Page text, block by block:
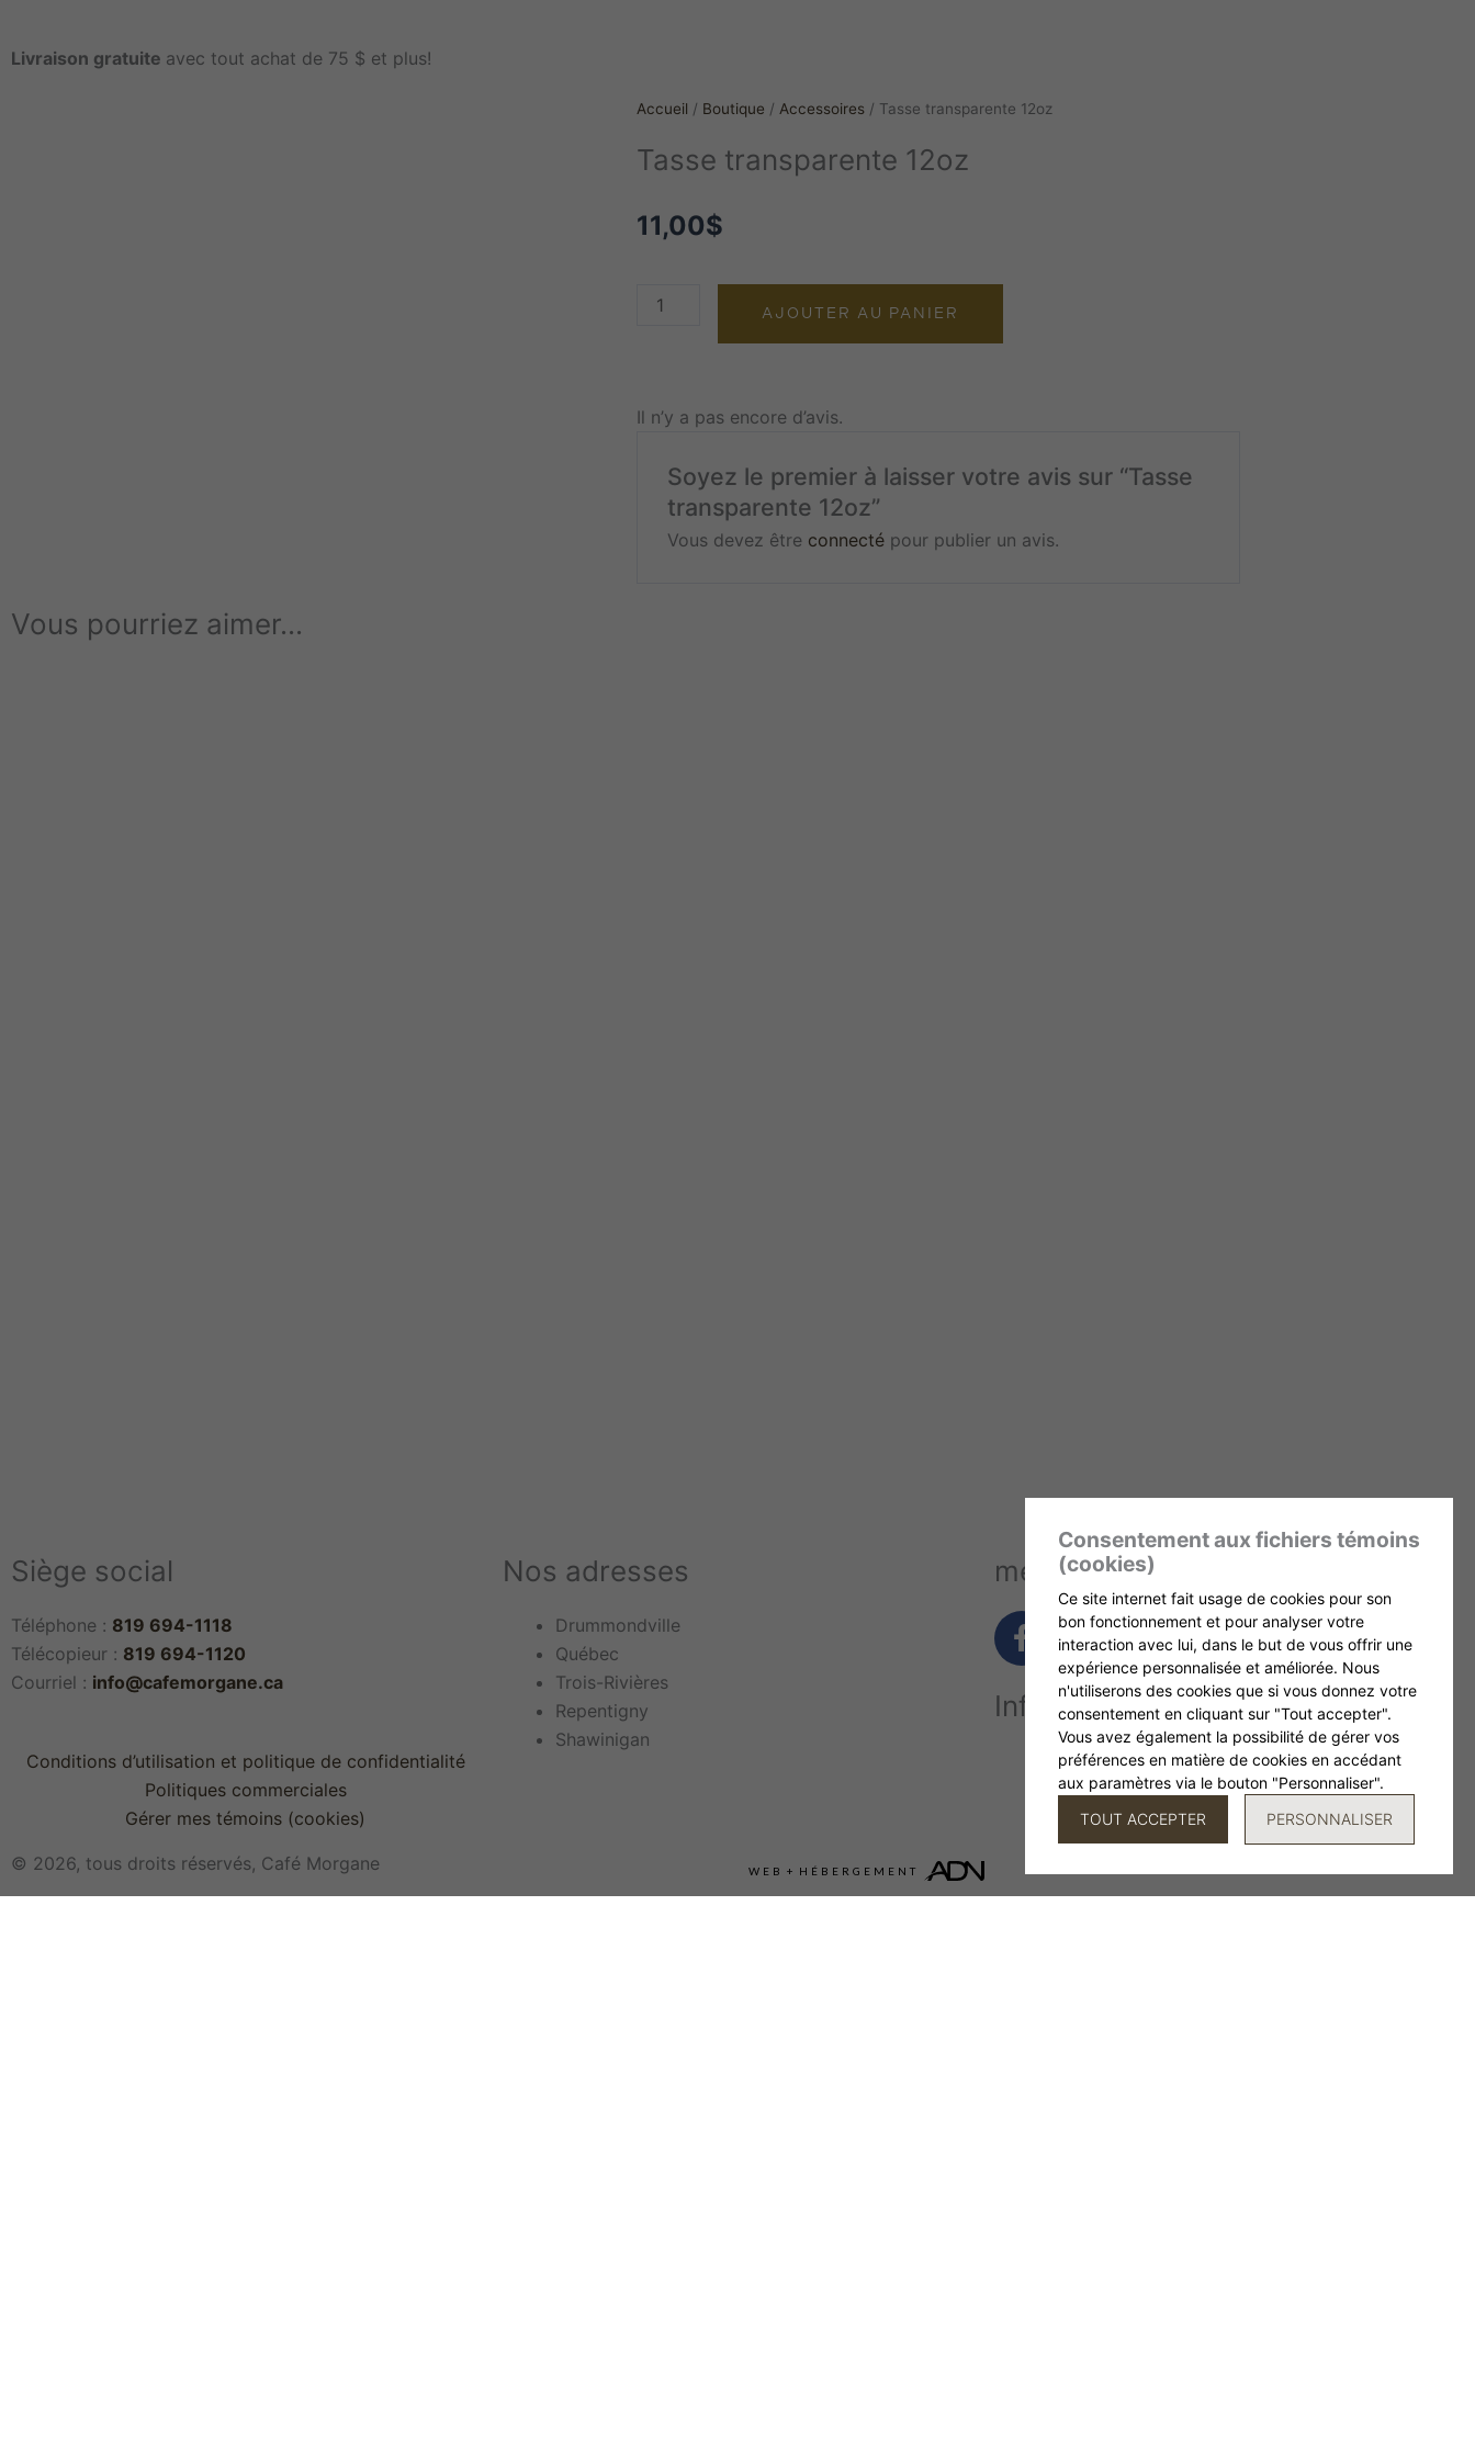
Livraison gratuite avec tout achat de 75 $ et plus!
Accueil / Boutique / Accessoires / Tasse transparente 12oz
Tasse transparente 12oz
11,00$
quantité
12oz
AJOUTER AU PANIER
Il n’y a pas encore d’avis.
Soyez le premier à laisser votre avis sur “Tasse
transparente 12oz”
Vous devez être connectépour publier un avis.
Vous pourriez aimer...
Siège social
Téléphone : 819 694-1118
Télécopieur : 819 694-1120
Courriel : info@cafemorgane.ca
Conditions d’utilisation et politique de confidentialité
Politiques commerciales
Gérer mes témoins (cookies)
Nos adresses
Main
Menu
Drummondville
Québec
Trois-Rivières
Repentigny
Shawinigan
médias sociaux
F
a
e
f
I
n
s
t
a
g
r
a
m
T
i
k
t
o
k
Infolettre
s'inscrire à notre infolettre ☕️
© 2026, tous droits réservés, Café Morgane WEB + HÉBERGEMENT
Consentement aux fichiers témoins
(cookies)
Ce site internet fait usage de cookies pour son
bon fonctionnement et pour analyser votre
interaction avec lui, dans le but de vous offrir une
expérience personnalisée et améliorée. Nous
n'utiliserons des cookies que si vous donnez votre
consentement en cliquant sur "Tout accepter".
Vous avez également la possibilité de gérer vos
préférences en matière de cookies en accédant
aux paramètres via le bouton "Personnaliser".
TOUT ACCEPTER
PERSONNALISER